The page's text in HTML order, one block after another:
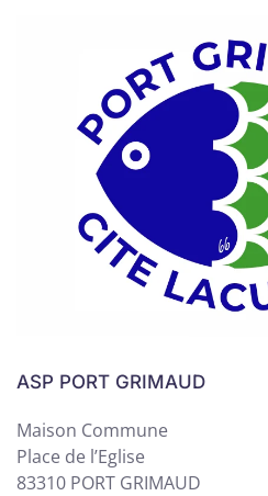
ASP PORT GRIMAUD
Maison Commune
Place de l’Eglise
83310 PORT GRIMAUD